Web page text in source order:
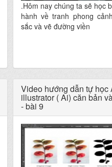
.Hôm nay chúng ta sẽ học
hành về tranh phong
sắc và vẽ đường viền
Video hướng dẫn tự học
illustrator ( Ai) căn bản
- bài 9